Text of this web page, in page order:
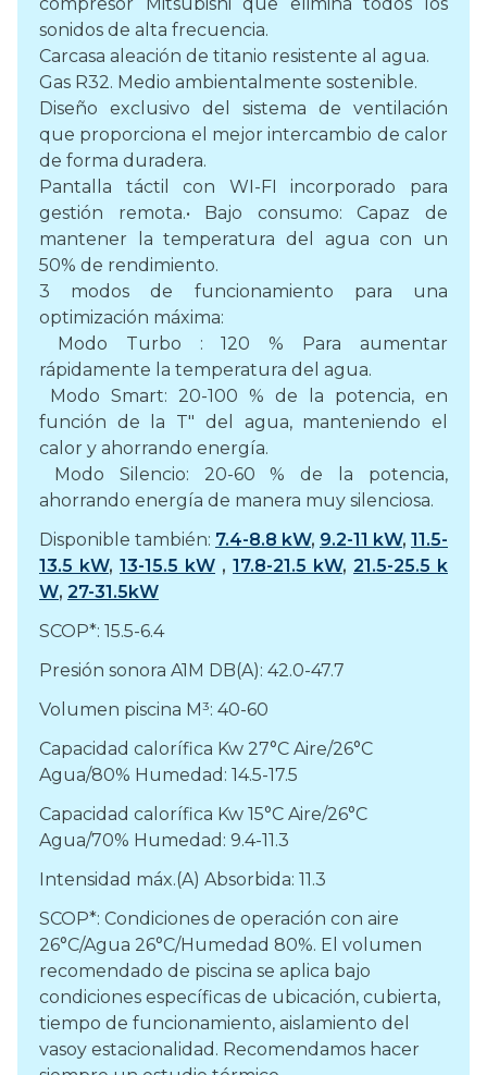
sonidos de alta frecuencia.
Carcasa aleación de titanio resistente al agua.
Gas R32. Medio ambientalmente sostenible.
Diseño exclusivo del sistema de ventilación
que proporciona el mejor intercambio de calor
de forma duradera.
Pantalla táctil con WI-FI incorporado para
gestión remota.• Bajo consumo: Capaz de
mantener la temperatura del agua con un
50% de rendimiento.
3 modos de funcionamiento para una
optimización máxima:
Modo Turbo : 120 % Para aumentar
rápidamente la temperatura del agua.
Modo Smart: 20-100 % de la potencia, en
función de la T" del agua, manteniendo el
calor y ahorrando energía.
Modo Silencio: 20-60 % de la potencia,
ahorrando energía de manera muy silenciosa.
Disponible también: 7.4-8.8 kW, 9.2-11 kW, 11.5-
13.5 kW, 13-15.5 kW , 17.8-21.5 kW, 21.5-25.5 k
W, 27-31.5kW
SCOP*: 15.5-6.4
Presión sonora A1M DB(A): 42.0-47.7
Volumen piscina M³: 40-60
Capacidad calorífica Kw 27°C Aire/26°C
Agua/80% Humedad: 14.5-17.5
Capacidad calorífica Kw 15°C Aire/26°C
Agua/70% Humedad: 9.4-11.3
Intensidad máx.(A) Absorbida: 11.3
SCOP*: Condiciones de operación con aire
26°C/Agua 26°C/Humedad 80%. El volumen
recomendado de piscina se aplica bajo
condiciones específicas de ubicación, cubierta,
tiempo de funcionamiento, aislamiento del
vasoy estacionalidad. Recomendamos hacer